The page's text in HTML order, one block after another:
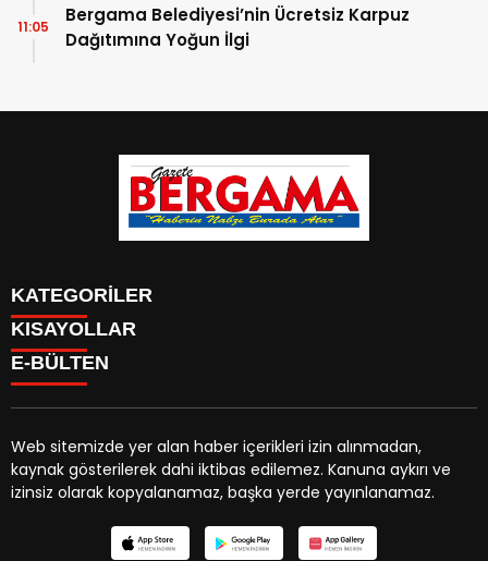
Bergama Belediyesi’nin Ücretsiz Karpuz
Dağıtımına Yoğun İlgi
11:05
KATEGORİLER
CANLI YAYIN
BURÇLAR
CANLI SONUÇLAR
HAVA DURUMU
CANLI TV
FİRMA REHBERİ
KISAYOLLAR
Menü seçimi yapın. WP-ADMIN → Görünüm → Menüler
sayfasından menü eşleştirmesi yapınız.
E-BÜLTEN
gazetebergama.com.tre-bültenine abone olarak,
tarafınıza haber, duyuru ve kampanya içerikli e-postaların
gönderilmesini kabul etmiş olursunuz.
Web sitemizde yer alan haber içerikleri izin alınmadan,
kaynak gösterilerek dahi iktibas edilemez. Kanuna aykırı ve
izinsiz olarak kopyalanamaz, başka yerde yayınlanamaz.